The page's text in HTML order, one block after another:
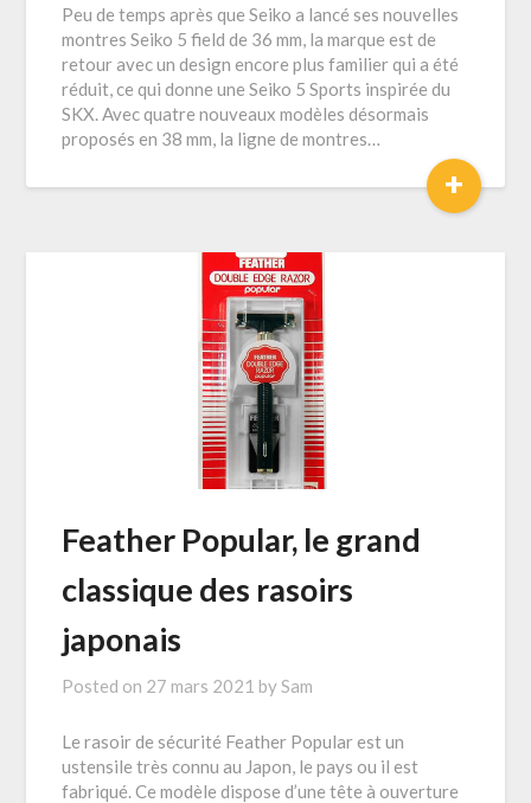
Peu de temps après que Seiko a lancé ses nouvelles
montres Seiko 5 field de 36 mm, la marque est de
retour avec un design encore plus familier qui a été
réduit, ce qui donne une Seiko 5 Sports inspirée du
SKX. Avec quatre nouveaux modèles désormais
proposés en 38 mm, la ligne de montres…
+
Feather Popular, le grand
classique des rasoirs
japonais
Posted on 27 mars 2021 bySam
Le rasoir de sécurité Feather Popular est un
ustensile très connu au Japon, le pays ou il est
fabriqué. Ce modèle dispose d’une tête à ouverture